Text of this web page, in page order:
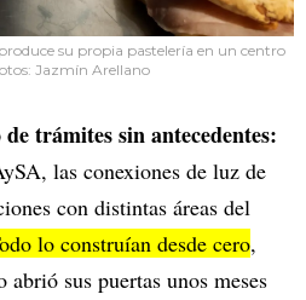
su propia pastelería en un centro
Jazmín Arellano
trámites sin antecedentes:
las conexiones de luz de
con distintas áreas del
lo construían desde cero,
sus puertas unos meses